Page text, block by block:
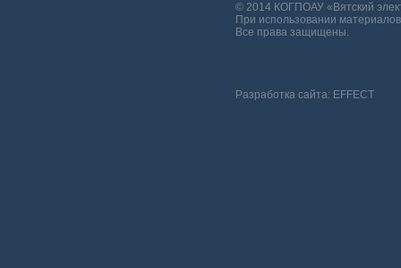
© 2014 КОГПОАУ «Вятский
При использовании
Все права защищены.
Разработка сайта: EFFECT